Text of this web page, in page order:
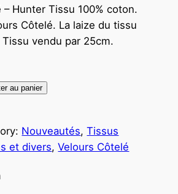
– Hunter Tissu 100% coton.
Côtelé. La laize du tissu
vendu par 25cm.
au panier
Nouveautés, Tissus
et divers, Velours Côtelé